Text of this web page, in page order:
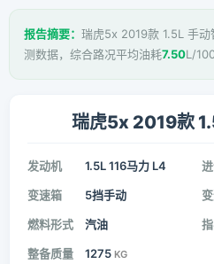
报告摘要： 瑞虎5x 2019款 1.5L 手动
测数据，综合路况平均油耗7.50L/
瑞虎5x 2019款
发动机 1.5L 116马力 L4
变速箱 5挡手动
燃料形式 汽油
整备质量 1275 KG